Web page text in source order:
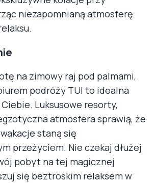
niezapomnianą atmosferę
na zimowy raj pod palmami,
podróży TUI to idealna
Luksusowe resorty,
atmosfera sprawią, że
staną się
przeżyciem. Nie czekaj dłużej
pobyt na tej magicznej
się beztroskim relaksem w